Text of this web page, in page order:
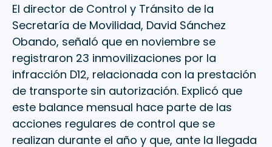
El director de Control y Tránsito de la
Secretaría de Movilidad, David Sánchez
Obando, señaló que en noviembre se
registraron 23 inmovilizaciones por la
infracción D12, relacionada con la prestación
de transporte sin autorización. Explicó que
este balance mensual hace parte de las
acciones regulares de control que se
realizan durante el año y que, ante la llegada